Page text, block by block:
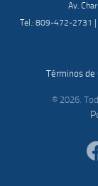
Av.
Tel.: 809-472-2731 |
Términos de
© 2026.